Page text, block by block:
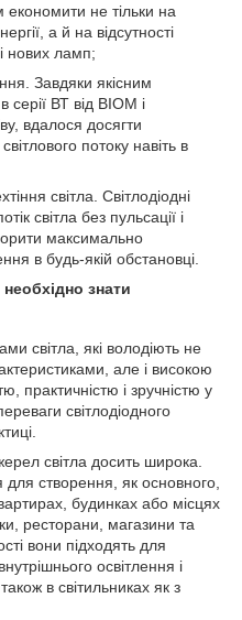
не тільки на
а й на відсутності
нових ламп;
Завдяки якісним
ВТ від BIOM і
вдалося досягти
потоку навіть в
світла. Світлодіодні
світла без пульсації і
максимально
в будь-якій обстановці.
знати
світла, які володіють не
але і високою
практичністю і зручністю у
світлодіодного
світла досить широка.
створення, як основного,
будинках або місцях
ресторани, магазини та
вони підходять для
освітлення і
в світильниках як з